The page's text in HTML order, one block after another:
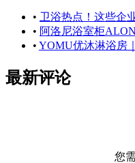
• 卫浴热点！这些企
• 阿洛尼浴室柜
• YOMU优沐淋浴房
最新评论
您